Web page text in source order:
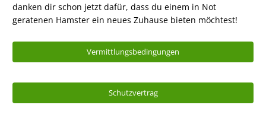
danken dir schon jetzt dafür, dass du einem in Not
geratenen Hamster ein neues Zuhause bieten möchtest!
Vermittlungsbedingungen
Schutzvertrag